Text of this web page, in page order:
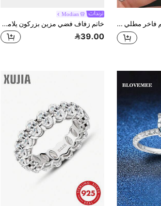
BALMORA خاتم فاخر مطلي بالذهب عيار 14 قيراط من الفضة الإسترليني عيار 925 بتصميم عصري ثلاثي الطبقات مرصع بزركونيا مقطوعة من الدرجة 5A، مناسب للنساء والفتيات للارتداء اليومي أو في المناسبات، ويمكن استخدامه كهدية مجوهرات
Modian
خاتم زفاف فضي مزين بزركون يلامس الخيال للسيدات , مجوهرات فريدة للاعراس و الخطوبة
39.00